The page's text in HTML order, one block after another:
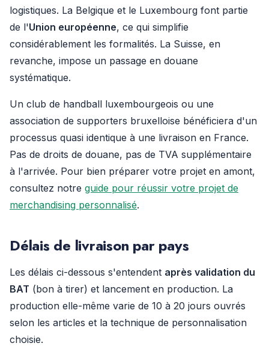
logistiques. La Belgique et le Luxembourg font partie
de l'Union européenne, ce qui simplifie
considérablement les formalités. La Suisse, en
revanche, impose un passage en douane
systématique.
Un club de handball luxembourgeois ou une
association de supporters bruxelloise bénéficiera d'un
processus quasi identique à une livraison en France.
Pas de droits de douane, pas de TVA supplémentaire
à l'arrivée. Pour bien préparer votre projet en amont,
consultez notre guide pour réussir votre projet de
merchandising personnalisé.
Délais de livraison par pays
Les délais ci-dessous s'entendent après validation du
BAT (bon à tirer) et lancement en production. La
production elle-même varie de 10 à 20 jours ouvrés
selon les articles et la technique de personnalisation
choisie.